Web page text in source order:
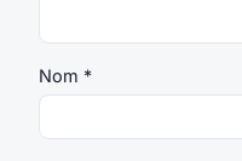
Nom *